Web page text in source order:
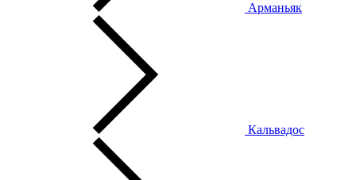
Арманьяк
Кальвадос